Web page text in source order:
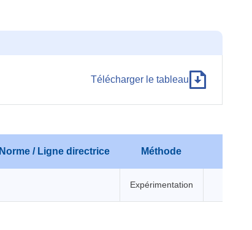
Télécharger le tableau
Norme / Ligne directrice Méthode
Expérimentation